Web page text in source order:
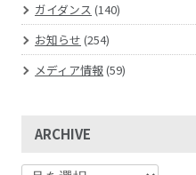
ガイダンス (140)
お知らせ (254)
メディア情報(59)
ARCHIVE